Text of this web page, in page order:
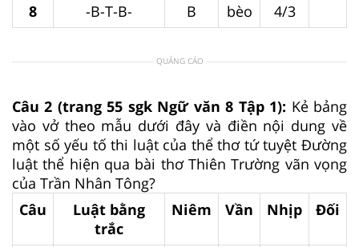
8
-B-T-B- B bèo 4/3
QUẢNG CÁO
Câu 2 (trang 55 sgk Ngữ văn 8 Tập 1): Kẻ bảng
vào vở theo mẫu dưới đây và điền nội dung về
một số yếu tố thi luật của thể thơ tứ tuyệt Đường
luật thể hiện qua bài thơ Thiên Trường vãn vọng
của Trần Nhân Tông?
Câu
Luật bằng
trắc
Niêm Vần Nhịp Đối